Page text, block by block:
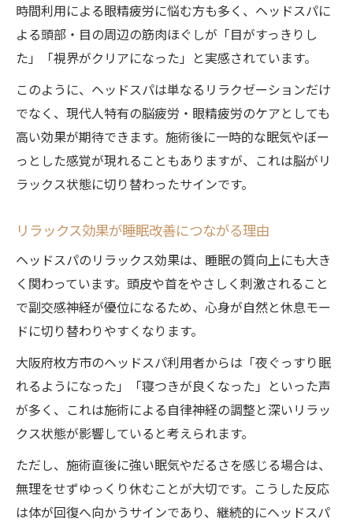
時間利用による眼精疲労に悩む方も多く、ヘッドスパに
よる頭部・目の周辺の筋肉ほぐしが「目がすっきりし
た」「視界がクリアになった」と実感されています。
このように、ヘッドスパは単なるリラクゼーションだけ
でなく、現代人特有の脳疲労・眼精疲労のケアとしても
高い効果が期待できます。施術後に一時的な眠気やぼー
っとした感覚が現れることもありますが、これは脳がリ
ラックス状態に切り替わったサインです。
リラックス効果が睡眠改善につながる理由
ヘッドスパのリラックス効果は、睡眠の質向上にも大き
く関わっています。頭皮や首をやさしく刺激されること
で副交感神経が優位になるため、心身が自然と休息モー
ドに切り替わりやすくなります。
大阪府枚方市のヘッドスパ利用者からは「夜ぐっすり眠
れるようになった」「寝つきが良くなった」といった声
が多く、これは施術による自律神経の調整と深いリラッ
クス状態が影響していると考えられます。
ただし、施術直後に強い眠気やだるさを感じる場合は、
無理をせずゆっくり休むことが大切です。こうした反応
は体が回復へ向かうサインであり、継続的にヘッドスパ